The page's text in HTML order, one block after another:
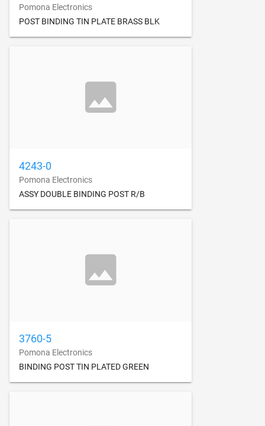
Pomona Electronics
POST BINDING TIN PLATE BRASS BLK
4243-0
Pomona Electronics
ASSY DOUBLE BINDING POST R/B
3760-5
Pomona Electronics
BINDING POST TIN PLATED GREEN